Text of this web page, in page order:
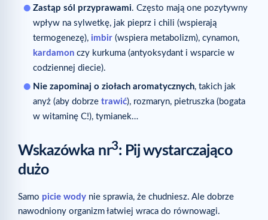
Zastąp sól przyprawami. Często mają one pozytywny
wpływ na sylwetkę, jak pieprz i chili (wspierają
termogenezę), imbir (wspiera metabolizm), cynamon,
kardamon czy kurkuma (antyoksydant i wsparcie w
codziennej diecie).
Nie zapominaj o ziołach aromatycznych, takich jak
anyż (aby dobrze trawić), rozmaryn, pietruszka (bogata
w witaminę C!), tymianek…
Wskazówka nr3: Pij wystarczająco
dużo
Samo picie wody nie sprawia, że chudniesz. Ale dobrze
nawodniony organizm łatwiej wraca do równowagi.